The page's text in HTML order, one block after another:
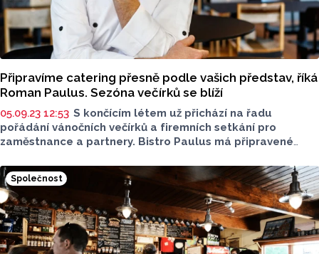
Připravíme catering přesně podle vašich představ, říká
Roman Paulus. Sezóna večírků se blíží
05.09.23 12:53 S končícím létem už přichází na řadu
pořádání vánočních večírků a firemních setkání pro
zaměstnance a partnery. Bistro Paulus má připravené
Catering v centru Olomouce, je ideálním místem pro
společenské akce, večírky s přáteli nebo degustace jídla
a pití.
Společnost